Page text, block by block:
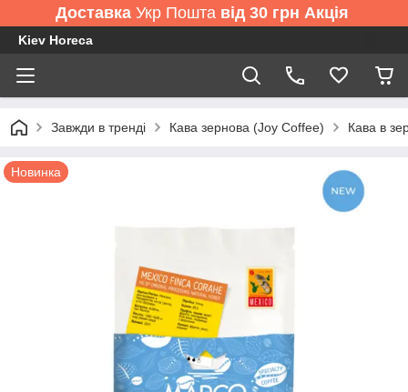
ДоставкаУкр Пошта від 30 грн Акція
Kiev Horeca
Завжди в тренді Кава зернова (Joy Coffee) Кава в
Новинка